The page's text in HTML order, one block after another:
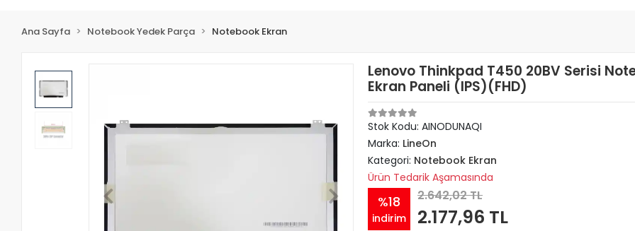
Ana Sayfa Notebook Yedek Parça Notebook Ekran
Lenovo Thinkpad T450 20BV Serisi
Ekran Paneli (IPS)(FHD)
Stok Kodu: AINODUNAQI
Marka: LineOn
Kategori: Notebook Ekran
Ürün Tedarik Aşamasında
%18
indirim
2.642,02 TL
2.177,96 TL